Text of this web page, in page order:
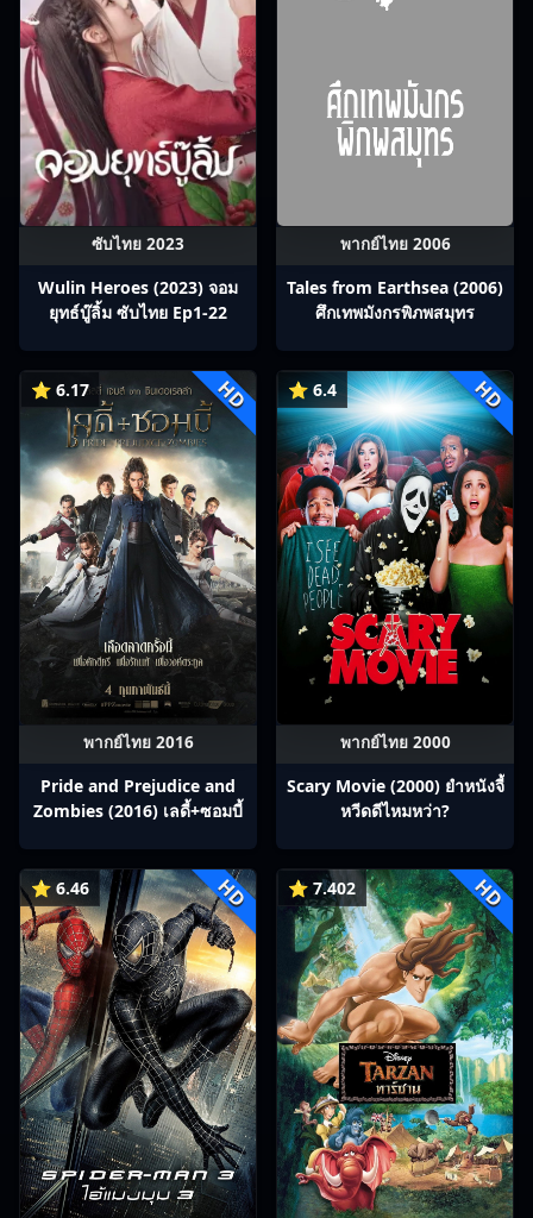
ซับไทย 2023
Wulin Heroes (2023) จอม
ยุทธ์บู๊ลิ้ม ซับไทย Ep1-22
พากย์ไทย 2006
Tales from Earthsea (2006)
ศึกเทพมังกรพิภพสมุทร
⭐ 6.17 HD
พากย์ไทย 2016
Pride and Prejudice and
Zombies (2016) เลดี้+ซอมบี้
⭐ 6.4 HD
พากย์ไทย 2000
Scary Movie (2000) ยำหนังจี้​
หวีดดีไหมหว่า?
⭐ 6.46 HD ⭐ 7.402 HD